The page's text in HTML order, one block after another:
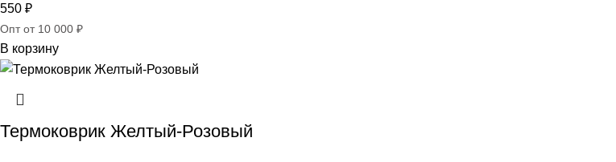
550 ₽
Опт от 10 000 ₽
В корзину
Термоковрик Желтый-Розовый